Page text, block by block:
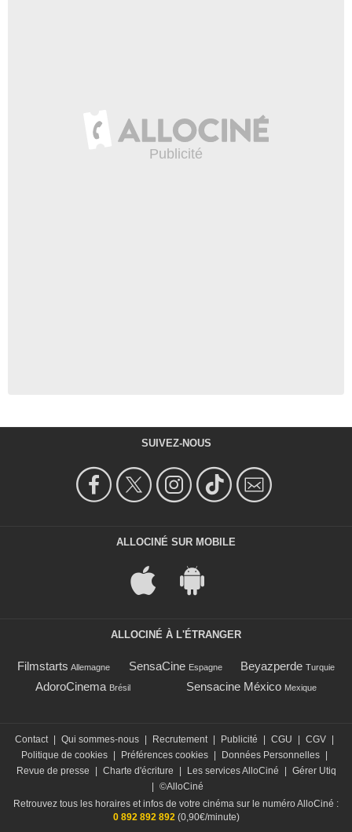
SUIVEZ-NOUS
ALLOCINÉ SUR MOBILE
ALLOCINÉ À L'ÉTRANGER
Filmstarts Allemagne SensaCine Espagne Beyazperde Turquie
AdoroCinema Brésil Sensacine México Mexique
Contact Qui sommes-nous Recrutement Publicité CGU CGV
Politique de cookies
Préférences cookies Données Personnelles
Revue de presse
Charte d'écriture Les services AlloCiné
Gérer Utiq
©AlloCiné
Retrouvez tous les horaires et infos de votre cinéma sur le numéro AlloCiné :
0 892 892 892(0,90€/minute)